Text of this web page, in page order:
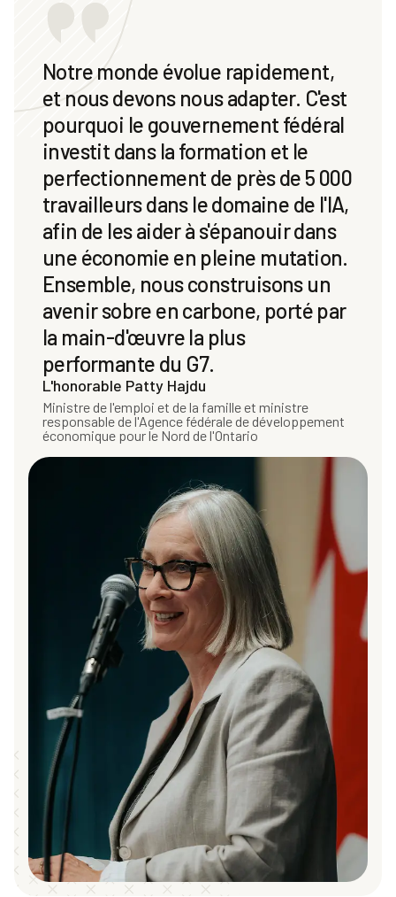
Notre monde évolue rapidement,
et nous devons nous adapter. C'est
pourquoi le gouvernement fédéral
investit dans la formation et le
perfectionnement de près de 5 000
travailleurs dans le domaine de l'IA,
afin de les aider à s'épanouir dans
une économie en pleine mutation.
Ensemble, nous construisons un
avenir sobre en carbone, porté par
la main-d'œuvre la plus
performante du G7.
L'honorable Patty Hajdu
Ministre de l'emploi et de la famille et ministre
responsable de l'Agence fédérale de développement
économique pour le Nord de l'Ontario